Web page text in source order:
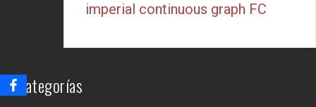
imperial continuous graph FC
Categorías